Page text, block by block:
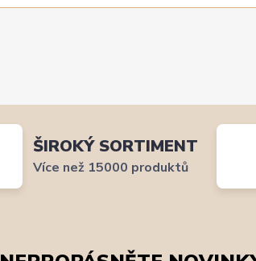
ŠIROKÝ SORTIMENT
Více než 15000 produktů